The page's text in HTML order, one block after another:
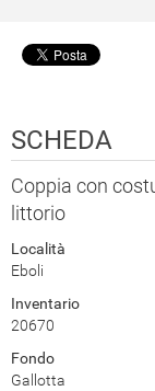
SCHEDA
Coppia con
littorio
Località
Eboli
Inventario
20670
Fondo
Gallotta